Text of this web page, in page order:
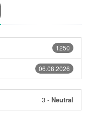
1250
06.08.2026
3 - Neutral